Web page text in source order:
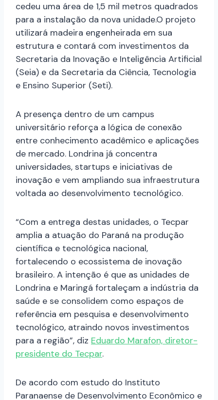
cedeu uma área de 1,5 mil metros quadrados
para a instalação da nova unidade.O projeto
utilizará madeira engenheirada em sua
estrutura e contará com investimentos da
Secretaria da Inovação e Inteligência Artificial
(Seia) e da Secretaria da Ciência, Tecnologia
e Ensino Superior (Seti).
A presença dentro de um campus
universitário reforça a lógica de conexão
entre conhecimento acadêmico e aplicações
de mercado. Londrina já concentra
universidades, startups e iniciativas de
inovação e vem ampliando sua infraestrutura
voltada ao desenvolvimento tecnológico.
“Com a entrega destas unidades, o Tecpar
amplia a atuação do Paraná na produção
científica e tecnológica nacional,
fortalecendo o ecossistema de inovação
brasileiro. A intenção é que as unidades de
Londrina e Maringá fortaleçam a indústria da
saúde e se consolidem como espaços de
referência em pesquisa e desenvolvimento
tecnológico, atraindo novos investimentos
para a região”, diz Eduardo Marafon, diretor-
presidente do Tecpar.
De acordo com estudo do Instituto
Paranaense de Desenvolvimento Econômico e